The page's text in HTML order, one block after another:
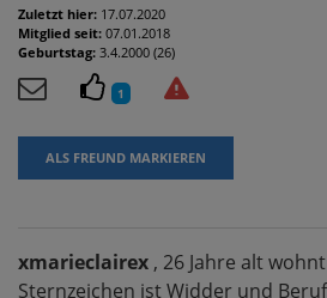
Zuletzt hier: 17.07.2020
Mitglied seit: 07.01.2018
Geburtstag: 3.4.2000 (26)
1
ALS FREUND MARKIEREN
xmarieclairex , 26 Jahre alt
Sternzeichen ist Widder und